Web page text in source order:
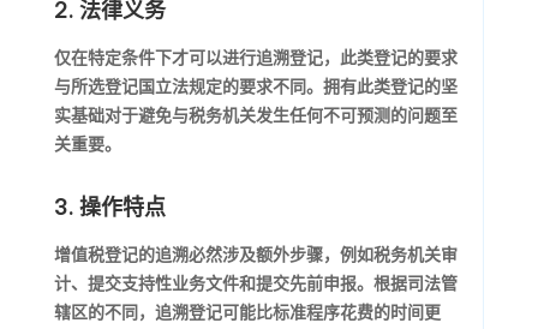
2. 法律义务
仅在特定条件下才可以进行追溯登记，此类登记的要求
与所选登记国立法规定的要求不同。拥有此类登记的坚
实基础对于避免与税务机关发生任何不可预测的问题至
关重要。
3. 操作特点
增值税登记的追溯必然涉及额外步骤，例如税务机关审
计、提交支持性业务文件和提交先前申报。根据司法管
辖区的不同，追溯登记可能比标准程序花费的时间更